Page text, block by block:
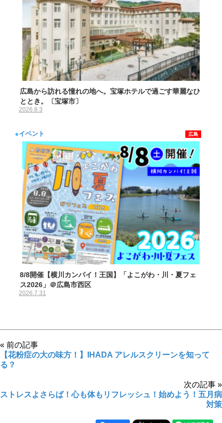
広島から訪れる憧れの地へ。宝塚ホテルで過ごす華麗なひ
ととき。〔宝塚市〕
2026.8.3
●イベント 広島
8/8開催【横川カンパイ！王国】「よこがわ・川・夏フェ
ス2026」＠広島市西区
2026.7.31
« 前の記事
【花粉症の大の味方！】IHADA アレルスクリーンを知って
る？
次の記事 »
ストレスよさらば！心も体もリフレッシュ！始めよう！五月病
対策